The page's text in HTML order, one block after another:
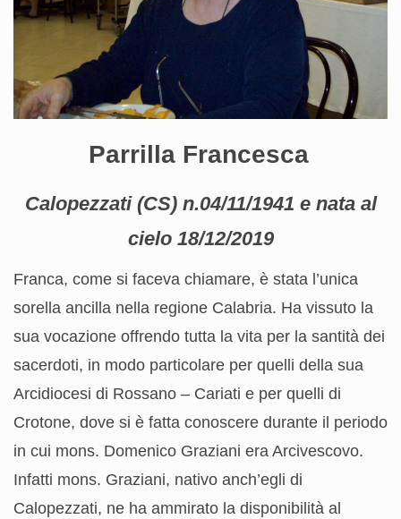
Parrilla Francesca
Calopezzati (CS) n.04/11/1941 e nata al
cielo 18/12/2019
Franca, come si faceva chiamare, è stata l’unica
sorella ancilla nella regione Calabria. Ha vissuto la
sua vocazione offrendo tutta la vita per la santità dei
sacerdoti, in modo particolare per quelli della sua
Arcidiocesi di Rossano – Cariati e per quelli di
Crotone, dove si è fatta conoscere durante il periodo
in cui mons. Domenico Graziani era Arcivescovo.
Infatti mons. Graziani, nativo anch’egli di
Calopezzati, ne ha ammirato la disponibilità al